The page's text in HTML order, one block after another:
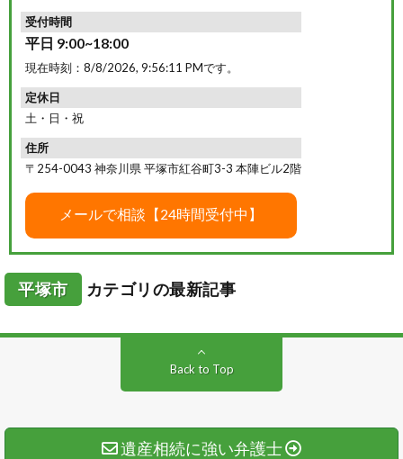
受付時間
平日 9:00~18:00
現在時刻： 8/8/2026, 9:56:12 PMです。
定休日
土・日・祝
住所
〒254-0043 神奈川県 平塚市紅谷町3-3 本陣ビル2階
平塚市 カテゴリの最新記事
Back to Top
遺産相続に強い弁護士